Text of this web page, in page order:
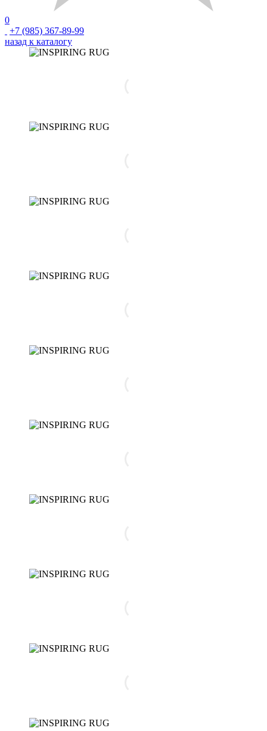
0
+7 (985) 367-89-99
назад к каталогу